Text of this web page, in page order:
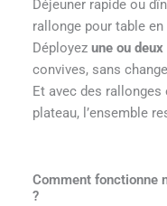
Déjeuner rapide ou
rallonge pour table
Déployez une ou
convives, sans
Et avec des
plateau, l’ensemble
Comment fonctionne
?